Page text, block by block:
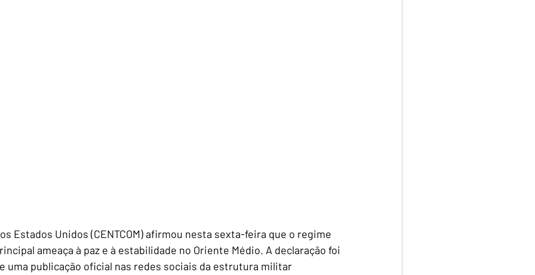
Estados Unidos (CENTCOM) afirmou nesta sexta-feira que o regime
ameaça à paz e à estabilidade no Oriente Médio. A declaração foi
uma publicação oficial nas redes sociais da estrutura militar